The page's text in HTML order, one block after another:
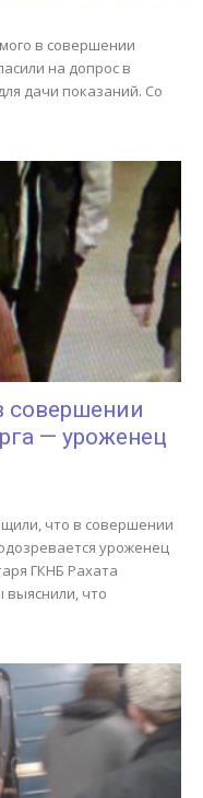
в совершении
на допрос в
дачи показаний. Со
— уроженец
что в совершении
уроженец
ГКНБ Рахата
выяснили, что